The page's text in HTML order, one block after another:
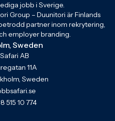
jobb i Sverige.
Group – Duunitori är Finlands
partner inom rekrytering,
employer branding.
Sweden
AB
11A
Sweden
515 10 774